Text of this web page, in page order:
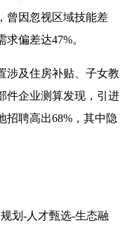
曾因忽视区域技能差
偏差达47%。
涉及住房补贴、子女教
件企业测算发现，引进
招聘高出68%，其中隐
划-人才甄选-生态融